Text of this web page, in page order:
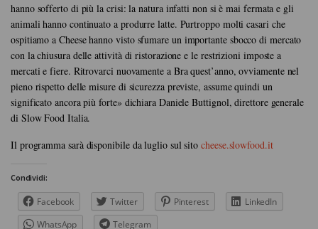
hanno sofferto di più la crisi: la natura infatti non si è mai fermata e gli
animali hanno continuato a produrre latte. Purtroppo molti casari che
ospitiamo a Cheese hanno visto sfumare un importante sbocco di mercato
con la chiusura delle attività di ristorazione e le restrizioni imposte a
mercati e fiere. Ritrovarci nuovamente a Bra quest’anno, ovviamente nel
pieno rispetto delle misure di sicurezza previste, assume quindi un
significato ancora più forte» dichiara Daniele Buttignol, direttore generale
di Slow Food Italia.
Il programma sarà disponibile da luglio sul sitocheese.slowfood.it
Condividi:
Facebook Twitter Pinterest
LinkedIn
WhatsApp
Telegram